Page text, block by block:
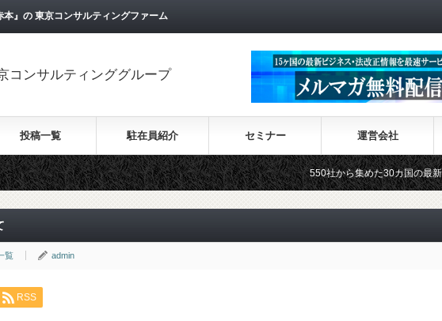
』の 東京コンサルティングファーム
コンサルティンググループ
投稿一覧 駐在員紹介 セミナー 運営会社
550社から集めた30カ国の最新ビジネス
覧 admin
RSS